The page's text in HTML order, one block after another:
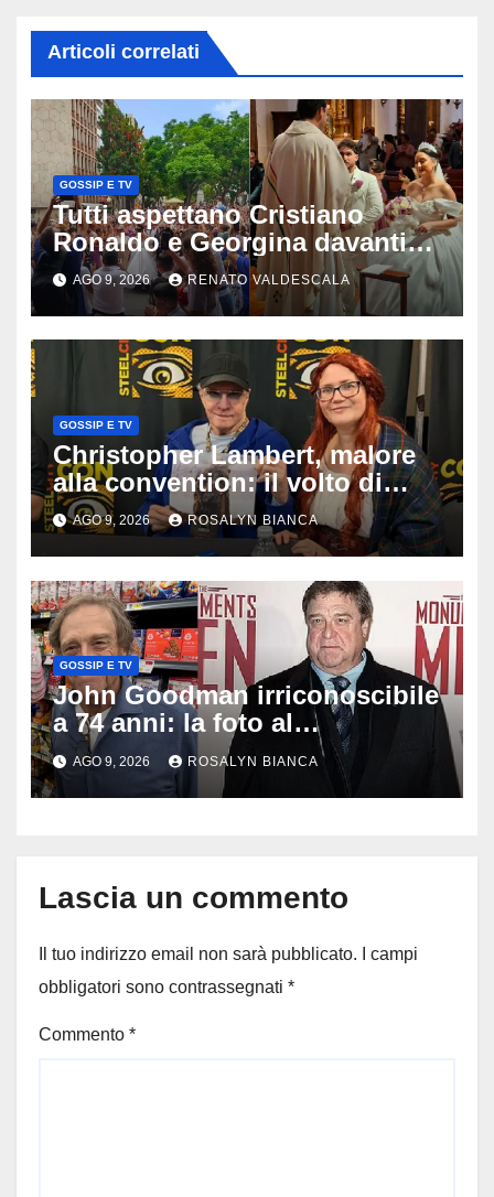
Articoli correlati
GOSSIP E TV
Tutti aspettano Cristiano
Ronaldo e Georgina davanti
alla cattedrale: ma il
matrimonio era di un’altra
coppia
AGO 9, 2026 RENATO VALDESCALA
GOSSIP E TV
Christopher Lambert, malore
alla convention: il volto di
Highlander trasportato via in
ambulanza davanti ai fan
AGO 9, 2026 ROSALYN BIANCA
GOSSIP E TV
John Goodman irriconoscibile
a 74 anni: la foto al
supermercato svela la
trasformazione della star de Il
grande Lebowski
AGO 9, 2026 ROSALYN BIANCA
Lascia un commento
Il tuo indirizzo email non sarà pubblicato.
I campi
obbligatori sono contrassegnati *
Commento *